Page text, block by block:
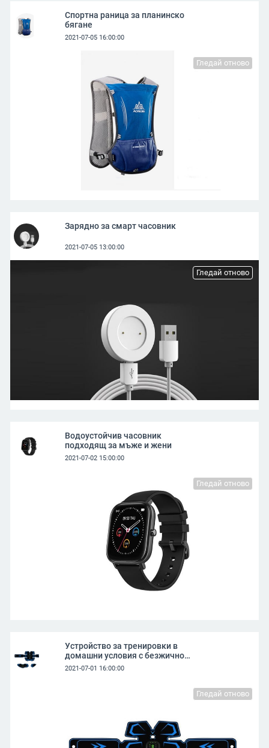
Спортна раница за планинско
бягане
2021-07-05 16:00:00
Гледай отново
Зарядно за смарт часовник
2021-07-05 13:00:00
Гледай отново
Водоустойчив часовник
подходящ за мъже и жени
2021-07-02 15:00:00
Гледай отново
Устройство за тренировки в
домашни условия с безжично
зареждане
2021-07-01 16:00:00
Гледай отново